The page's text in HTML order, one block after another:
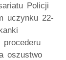
Policji
uczynku 22-
oszustwo